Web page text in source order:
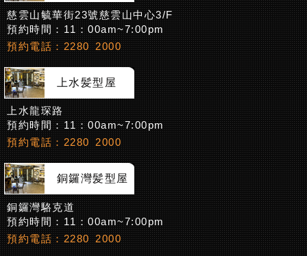
慈雲山毓華街23號慈雲山中心3/F
預約時間：11：00am~7:00pm
預約電話：2280 2000
上水髪型屋
上水龍琛路
預約時間：11：00am~7:00pm
預約電話：2280 2000
銅鑼灣髪型屋
銅鑼灣駱克道
預約時間：11：00am~7:00pm
預約電話：2280 2000